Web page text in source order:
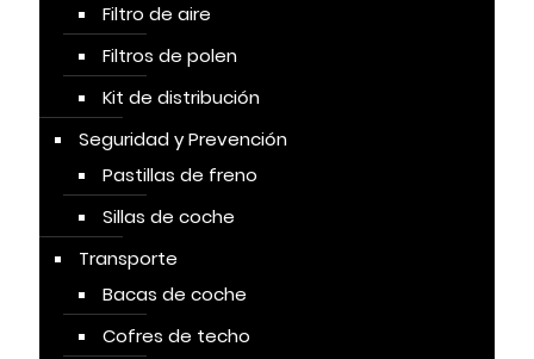
Filtro de aire
Filtros de polen
Kit de distribución
Seguridad y Prevención
Pastillas de freno
Sillas de coche
Transporte
Bacas de coche
Cofres de techo